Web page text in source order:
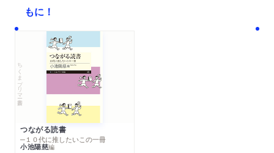
もに！
ちくまプリマー新書
つながる読書
─１０代に推したいこの一冊
小池陽慈編